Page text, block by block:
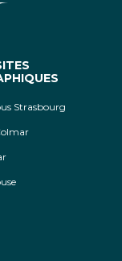
haut de la page
Strasbourg